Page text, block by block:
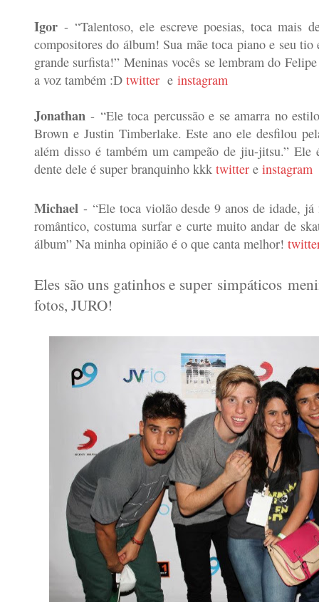
Igor - “Talentoso, ele escreve poesias, toca mais
compositores do álbum! Sua mãe toca piano e seu
grande surfista!” Meninas vocês se lembram do
a voz também :D twitter e instagram
Jonathan- “Ele toca percussão e se amarra no
Brown e Justin Timberlake. Este ano ele desfilou
além disso é também um campeão de jiu-jitsu.”
dente dele é super branquinho kkk twitter e instagram
Michael -“Ele toca violão desde 9 anos de idade,
romântico, costuma surfar e curte muito andar de
álbum” Na minha opinião é o que canta melhor!
Eles são uns gatinhos e super simpáticos
fotos, JURO!